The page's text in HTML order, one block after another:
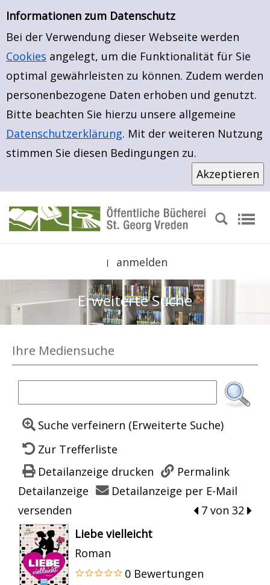
Erweiterte Suche
Informationen zum Datenschutz
Bei der Verwendung dieser Webseite werden
Cookies angelegt, um die Funktionalität für Sie
optimal gewährleisten zu können. Zudem werden
personenbezogene Daten erhoben und genutzt.
Bitte beachten Sie hierzu unsere allgemeine
Datenschutzerklärung. Mit der weiteren Nutzung
stimmen Sie diesen Bedingungen zu.
Zur Detailanzeige springen
Zur erweiterten Suche springen
anmelden
Erweiterte Suche
Ihre Mediensuche
Suche verfeinern (Erweiterte Suche)
Zur Trefferliste
Detailanzeige drucken
Permalink
Detailanzeige
Detailanzeige per E-Mail
versenden
zum
7 von 32
wird in neuem Tab geöffnet
Liebe vielleicht
Roman
0 Bewertungen